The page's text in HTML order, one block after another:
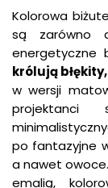
Kolorowa
są zarówno
energetyczne
królują
w wersji
projektanci
po fantazyjne
a nawet
emalią,